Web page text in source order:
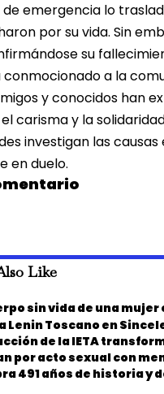
de emergencia lo
por su vida. Sin
su
conmocionado a la
y conocidos han
carisma y la
investigan las
en duelo.
Like
sin vida de una mujer
Lenin Toscano en
de la IETA
por acto sexual con
491 años de historia y